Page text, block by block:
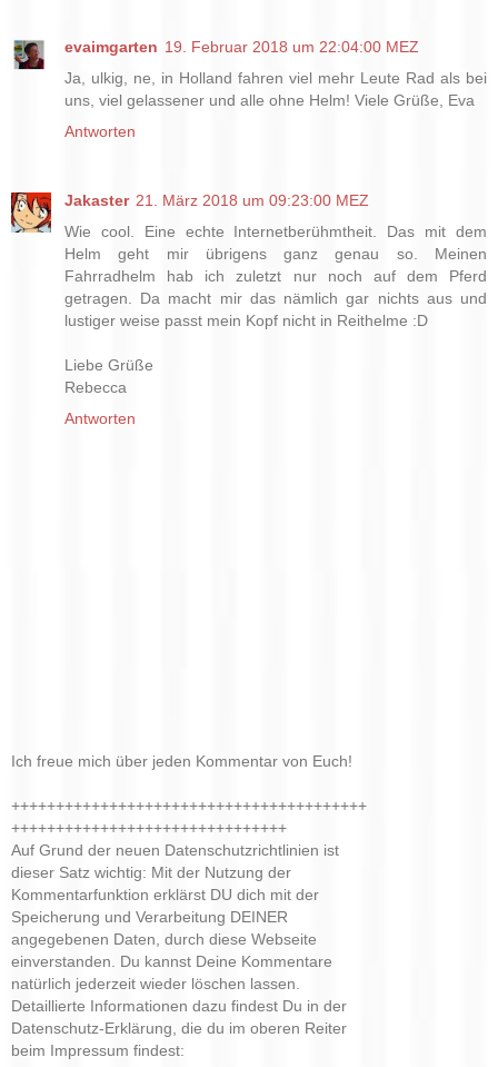
evaimgarten 19. Februar 2018 um 22:04:00 MEZ
Ja, ulkig, ne, in Holland fahren viel mehr Leute Rad als bei
uns, viel gelassener und alle ohne Helm! Viele Grüße, Eva
Antworten
Jakaster 21. März 2018 um 09:23:00 MEZ
Wie cool. Eine echte Internetberühmtheit. Das mit dem
Helm geht mir übrigens ganz genau so. Meinen
Fahrradhelm hab ich zuletzt nur noch auf dem Pferd
getragen. Da macht mir das nämlich gar nichts aus und
lustiger weise passt mein Kopf nicht in Reithelme :D
Liebe Grüße
Rebecca
Antworten
Ich freue mich über jeden Kommentar von Euch!
++++++++++++++++++++++++++++++++++++++++
+++++++++++++++++++++++++++++++
Auf Grund der neuen Datenschutzrichtlinien ist
dieser Satz wichtig: Mit der Nutzung der
Kommentarfunktion erklärst DU dich mit der
Speicherung und Verarbeitung DEINER
angegebenen Daten, durch diese Webseite
einverstanden. Du kannst Deine Kommentare
natürlich jederzeit wieder löschen lassen.
Detaillierte Informationen dazu findest Du in der
Datenschutz-Erklärung, die du im oberen Reiter
beim Impressum findest: